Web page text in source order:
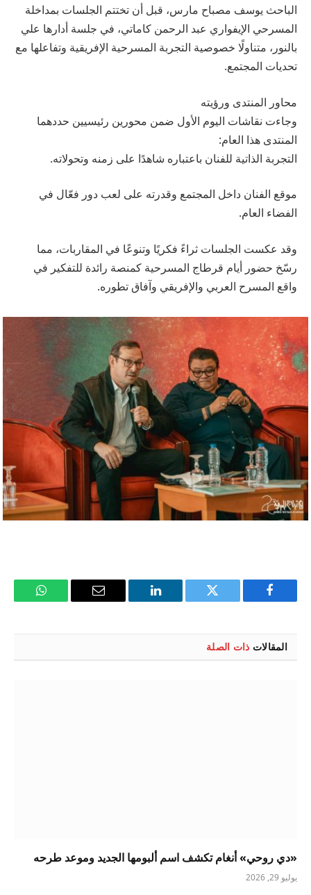
الباحث يوسف مصباح مارس، قبل أن تختتم الجلسات بمداخلة
المسرحي الإيفواري عبد الرحمن كاماتي، في جلسة أدارها علي
بالنور، متناولًا خصوصية التجربة المسرحية الإفريقية وتفاعلها مع
تحديات المجتمع.
محاور المنتدى ورؤيته
وجاءت نقاشات اليوم الأول ضمن محورين رئيسيين حددهما
المنتدى هذا العام:
التجربة الذاتية للفنان باعتباره شاهدًا على زمنه وتحولاته.
موقع الفنان داخل المجتمع وقدرته على لعب دور فعّال في
الفضاء العام.
وقد عكست الجلسات ثراءً فكريًا وتنوعًا في المقاربات، مما
رسّخ حضور أيام قرطاج المسرحية كمنصة رائدة للتفكير في
واقع المسرح العربي والإفريقي وآفاق تطوره.
فيسبوك تويتر لينكدإن
البريد
واتساب
المقالات ذات الصلة
«دي روحي» أنغام تكشف اسم ألبومها الجديد وموعد طرحه
يوليو 29, 2026